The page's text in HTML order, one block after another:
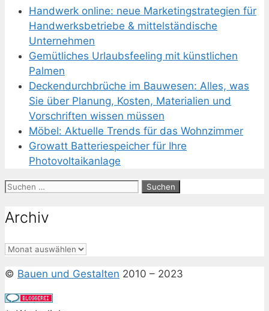
Handwerk online: neue Marketingstrategien für
Handwerksbetriebe & mittelständische
Unternehmen
Gemütliches Urlaubsfeeling mit künstlichen
Palmen
Deckendurchbrüche im Bauwesen: Alles, was
Sie über Planung, Kosten, Materialien und
Vorschriften wissen müssen
Möbel: Aktuelle Trends für das Wohnzimmer
Growatt Batteriespeicher für Ihre
Photovoltaikanlage
Suchen
Archiv
Archiv
© Bauen und Gestalten 2010 – 2023